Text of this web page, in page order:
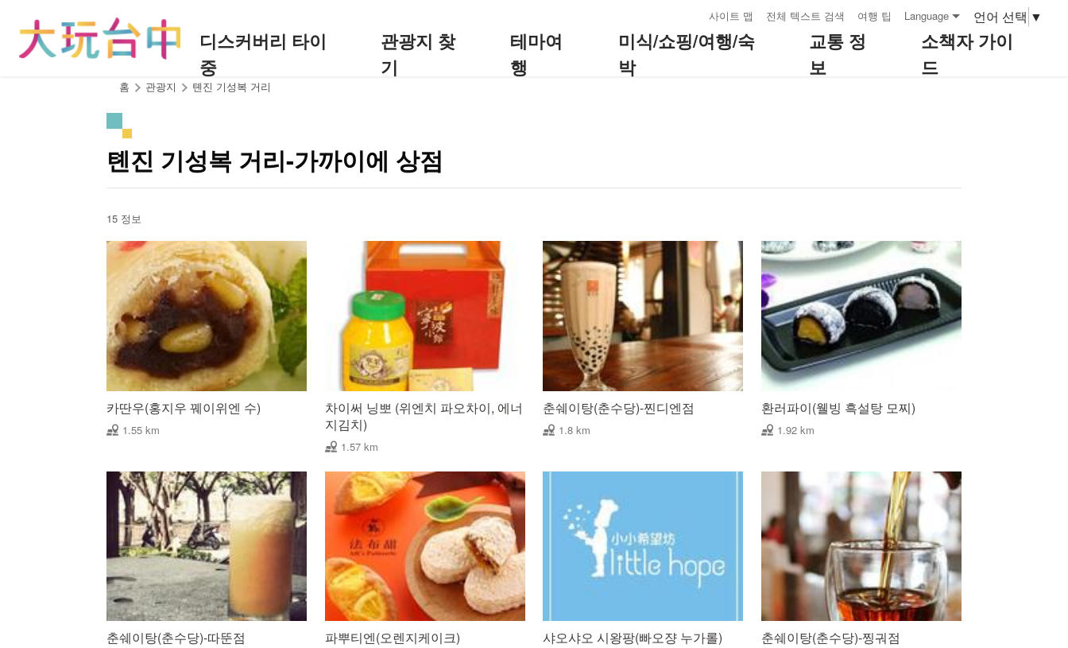
사이트 맵 전체 텍스트 검색 여행 팁 Language 언어 선택 ▼
디스커버리 타이
중
관광지 찾
기
테마여
행
미식/쇼핑/여행/숙
박
교통 정
보
소책자 가이
드
홈 관광지 톈진 기성복 거리
톈진 기성복 거리-가까이에 상점
15 정보
카딴우(홍지우 꿰이위엔 수)
1.55 km
차이써 닝뽀 (위엔치 파오차이, 에너
지김치)
1.57 km
춘쉐이탕(춘수당)-찐디엔점
1.8 km
환러파이(웰빙 흑설탕 모찌)
1.92 km
춘쉐이탕(춘수당)-따뚠점 파뿌티엔(오렌지케이크) 샤오샤오 시왕팡(빠오쟝 누가롤) 춘쉐이탕(춘수당)-찡궈점